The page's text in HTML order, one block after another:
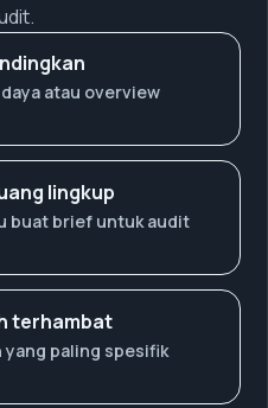
atau overview
lingkup
buat brief untuk audit
terhambat
yang paling spesifik